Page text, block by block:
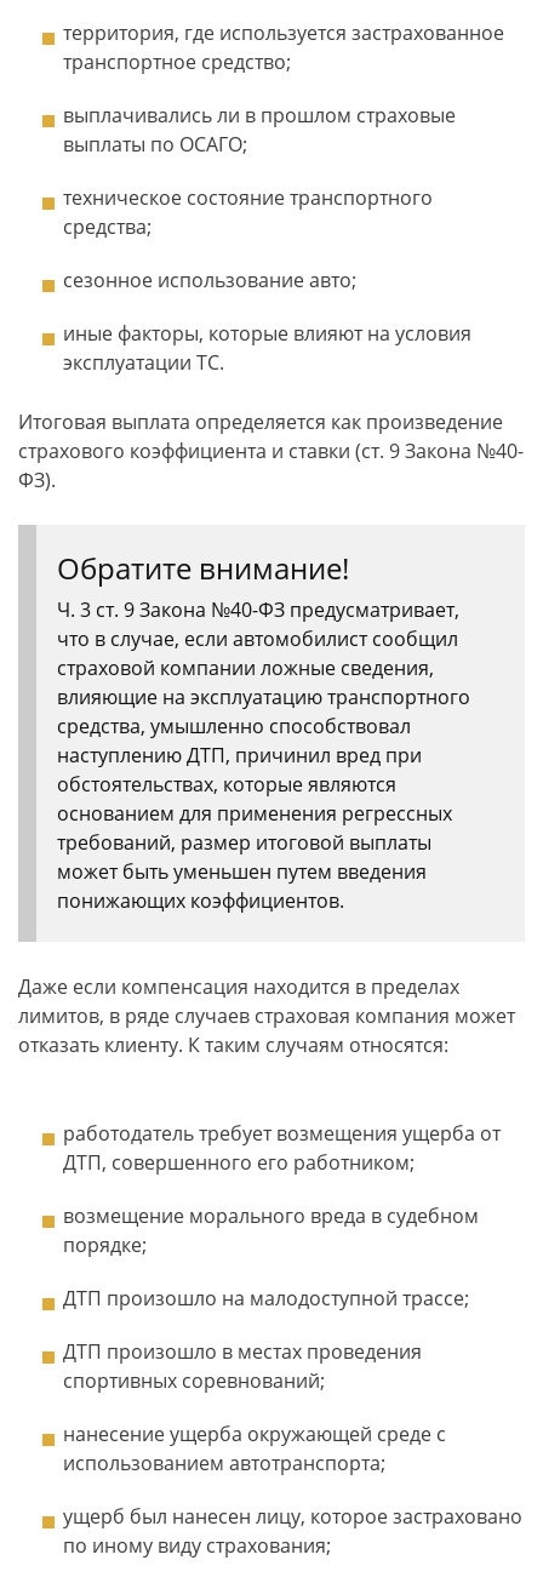
территория, где используется застрахованное
транспортное средство;
выплачивались ли в прошлом страховые
выплаты по ОСАГО;
техническое состояние транспортного
средства;
сезонное использование авто;
иные факторы, которые влияют на условия
эксплуатации ТС.
Итоговая выплата определяется как произведение
страхового коэффициента и ставки (ст. 9 Закона №40-
ФЗ).
Обратите внимание!
Ч. 3 ст. 9 Закона №40-ФЗ предусматривает,
что в случае, если автомобилист сообщил
страховой компании ложные сведения,
влияющие на эксплуатацию транспортного
средства, умышленно способствовал
наступлению ДТП, причинил вред при
обстоятельствах, которые являются
основанием для применения регрессных
требований, размер итоговой выплаты
может быть уменьшен путем введения
понижающих коэффициентов.
Даже если компенсация находится в пределах
лимитов, в ряде случаев страховая компания может
отказать клиенту. К таким случаям относятся:
работодатель требует возмещения ущерба от
ДТП, совершенного его работником;
возмещение морального вреда в судебном
порядке;
ДТП произошло на малодоступной трассе;
ДТП произошло в местах проведения
спортивных соревнований;
нанесение ущерба окружающей среде с
использованием автотранспорта;
ущерб был нанесен лицу, которое застраховано
по иному виду страхования;